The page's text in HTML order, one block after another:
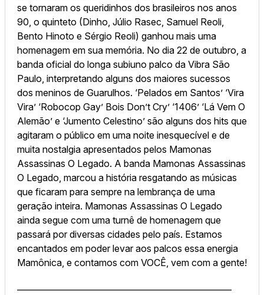
se tornaram os queridinhos dos brasileiros nos anos
90, o quinteto (Dinho, Júlio Rasec, Samuel Reoli,
Bento Hinoto e Sérgio Reoli) ganhou mais uma
homenagem em sua memória. No dia 22 de outubro, a
banda oficial do longa subiuno palco da Vibra São
Paulo, interpretando alguns dos maiores sucessos
dos meninos de Guarulhos. ‘Pelados em Santos’ ‘Vira
Vira’ ‘Robocop Gay’ Bois Don’t Cry’ ‘1406’ ‘Lá Vem O
Alemão’ e ‘Jumento Celestino’ são alguns dos hits que
agitaram o público em uma noite inesquecível e de
muita nostalgia apresentados pelos Mamonas
Assassinas O Legado. A banda Mamonas Assassinas
O Legado, marcou a história resgatando as músicas
que ficaram para sempre na lembrança de uma
geração inteira. Mamonas Assassinas O Legado
ainda segue com uma turnê de homenagem que
passará por diversas cidades pelo país. Estamos
encantados em poder levar aos palcos essa energia
Mamônica, e contamos com VOCÊ, vem com a gente!